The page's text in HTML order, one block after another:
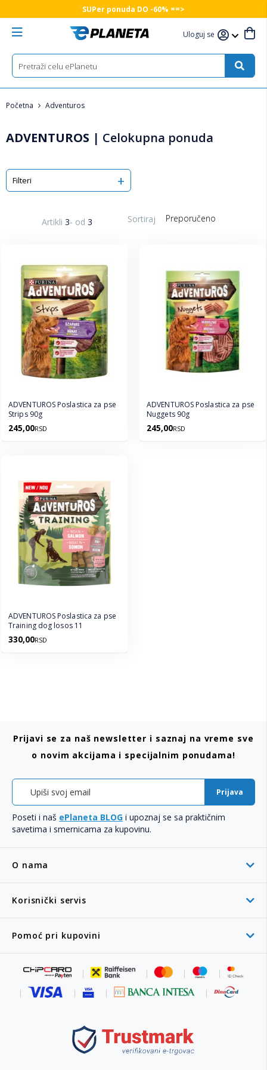
SUPer ponuda DO -60% ==>
Uloguj se
Početna Adventuros
ADVENTUROS | Celokupna ponuda
Filteri
Artikli 3- od 3 Sortiraj
ADVENTUROS Poslastica za pse
Strips 90g
245,00RSD
ADVENTUROS Poslastica za pse
Nuggets 90g
245,00RSD
ADVENTUROS Poslastica za pse
Training dog losos 11
330,00RSD
O nama
Korisnički servis
Pomoć pri kupovini
Prijavi se za naš newsletter i saznaj na vreme sve
o novim akcijama i specijalnim ponudama!
Prijava
Poseti i naš ePlaneta BLOG i upoznaj se sa praktičnim
savetima i smernicama za kupovinu.